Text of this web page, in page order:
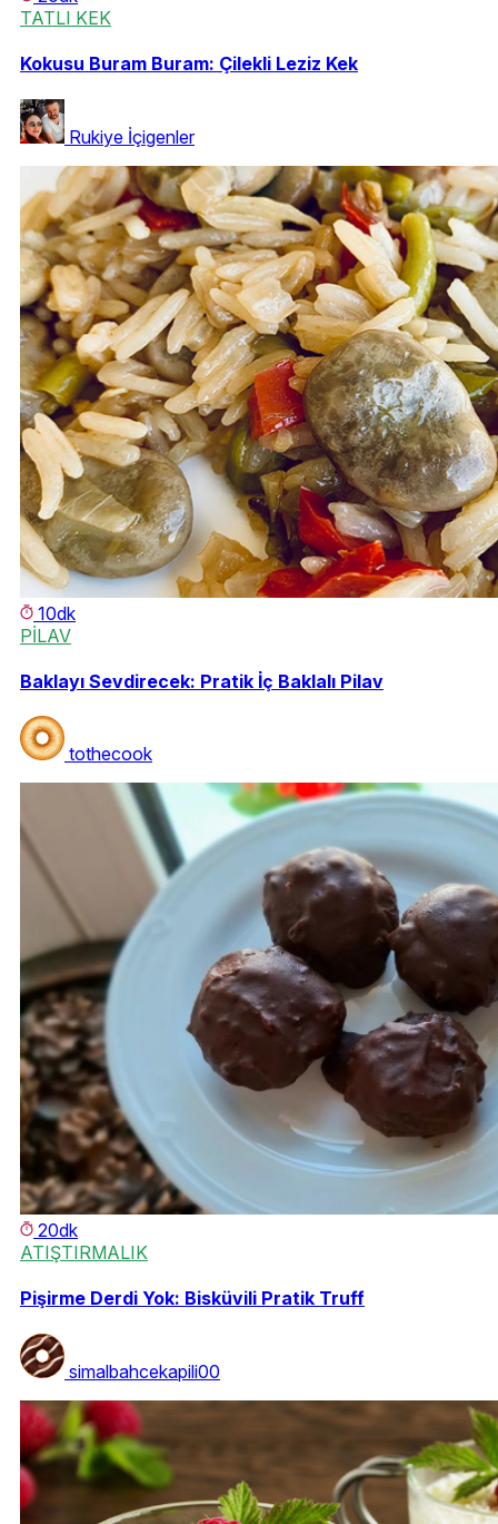
TATLI KEK
Kokusu Buram Buram: Çilekli Leziz Kek
Rukiye İçigenler
10dk
PİLAV
Baklayı Sevdirecek: Pratik İç Baklalı Pilav
tothecook
20dk
ATIŞTIRMALIK
Pişirme Derdi Yok: Bisküvili Pratik Truff
simalbahcekapili00